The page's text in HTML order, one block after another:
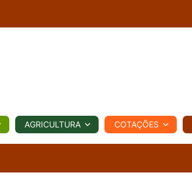
NOTÍCIAS AGROTEMPO REGIONAL
AGRICULTURA COTAÇÕES